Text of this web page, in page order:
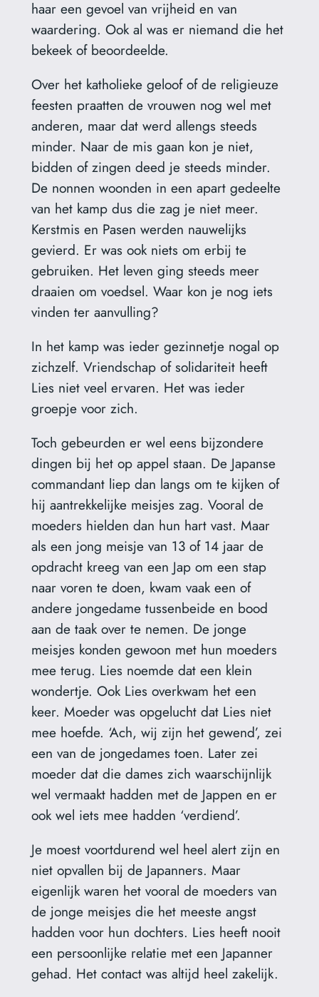
haar een gevoel van vrijheid en van
waardering. Ook al was er niemand die het
bekeek of beoordeelde.
Over het katholieke geloof of de religieuze
feesten praatten de vrouwen nog wel met
anderen, maar dat werd allengs steeds
minder. Naar de mis gaan kon je niet,
bidden of zingen deed je steeds minder.
De nonnen woonden in een apart gedeelte
van het kamp dus die zag je niet meer.
Kerstmis en Pasen werden nauwelijks
gevierd. Er was ook niets om erbij te
gebruiken. Het leven ging steeds meer
draaien om voedsel. Waar kon je nog iets
vinden ter aanvulling?
In het kamp was ieder gezinnetje nogal op
zichzelf. Vriendschap of solidariteit heeft
Lies niet veel ervaren. Het was ieder
groepje voor zich.
Toch gebeurden er wel eens bijzondere
dingen bij het op appel staan. De Japanse
commandant liep dan langs om te kijken of
hij aantrekkelijke meisjes zag. Vooral de
moeders hielden dan hun hart vast. Maar
als een jong meisje van 13 of 14 jaar de
opdracht kreeg van een Jap om een stap
naar voren te doen, kwam vaak een of
andere jongedame tussenbeide en bood
aan de taak over te nemen. De jonge
meisjes konden gewoon met hun moeders
mee terug. Lies noemde dat een klein
wondertje. Ook Lies overkwam het een
keer. Moeder was opgelucht dat Lies niet
mee hoefde. ‘Ach, wij zijn het gewend’, zei
een van de jongedames toen. Later zei
moeder dat die dames zich waarschijnlijk
wel vermaakt hadden met de Jappen en er
ook wel iets mee hadden ‘verdiend’.
Je moest voortdurend wel heel alert zijn en
niet opvallen bij de Japanners. Maar
eigenlijk waren het vooral de moeders van
de jonge meisjes die het meeste angst
hadden voor hun dochters. Lies heeft nooit
een persoonlijke relatie met een Japanner
gehad. Het contact was altijd heel zakelijk.